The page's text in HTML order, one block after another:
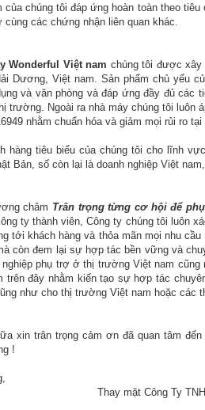
của chúng tôi đáp ứng hoàn toàn theo
cùng các chứng nhận liên quan khác.
Wonderful Việt nam chúng tôi được xây
Dương, Việt nam. Sản phẩm chủ yếu
và văn phòng và đáp ứng đầy đủ các
trường. Ngoài ra nhà máy chúng tôi luôn
nhằm chuẩn hóa và giảm mọi rủi ro
hàng tiêu biểu của chúng tôi cho lĩnh
Bản, số còn lại là doanh nghiệp Việt
châm Trân trọng từng cơ hội để
ty thành viên, Công ty chúng tôi luôn
tới khách hàng và thỏa mãn mọi nhu
còn đem lại sự hợp tác bền vững và
phụ trợ ở thị trường Việt nam
trên đây nhằm kiến tạo sự hợp tác
như cho thị trường Việt nam hoặc các
xin trân trọng cảm ơn đã quan tâm
!
Thay mặt Công Ty